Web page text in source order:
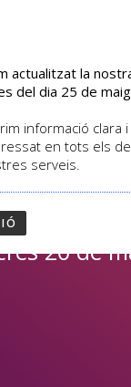
EL CENTRE
20 de
actualitzat la
del dia 25 de
informació
en tots els
serveis.